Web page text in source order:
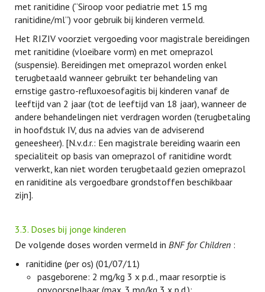
met ranitidine (“Siroop voor pediatrie met 15 mg
ranitidine/ml”) voor gebruik bij kinderen vermeld.
Het RIZIV voorziet vergoeding voor magistrale bereidingen
met ranitidine (vloeibare vorm) en met omeprazol
(suspensie). Bereidingen met omeprazol worden enkel
terugbetaald wanneer gebruikt ter behandeling van
ernstige gastro-refluxoesofagitis bij kinderen vanaf de
leeftijd van 2 jaar (tot de leeftijd van 18 jaar), wanneer de
andere behandelingen niet verdragen worden (terugbetaling
in hoofdstuk IV, dus na advies van de adviserend
geneesheer). [N.v.d.r.: Een magistrale bereiding waarin een
specialiteit op basis van omeprazol of ranitidine wordt
verwerkt, kan niet worden terugbetaald gezien omeprazol
en raniditine als vergoedbare grondstoffen beschikbaar
zijn].
3.3. Doses bij jonge kinderen
De volgende doses worden vermeld in BNF for Children :
ranitidine (per os) (01/07/11)
pasgeborene: 2 mg/kg 3 x p.d., maar resorptie is
onvoorspelbaar (max. 3 mg/kg 3 x p.d.);